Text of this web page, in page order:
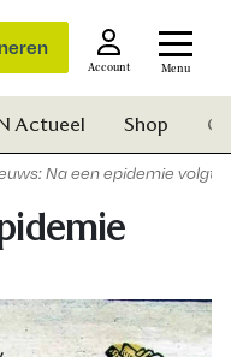
Account Menu
Actueel Shop
Na een epidemie volgt